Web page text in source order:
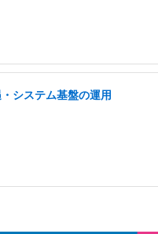
システム基盤の運用